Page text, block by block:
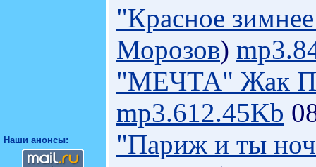
Наши анонсы:
"Красное
Морозов)
"МЕЧТА" Жак
mp3.612.45Kb
"Париж и ты